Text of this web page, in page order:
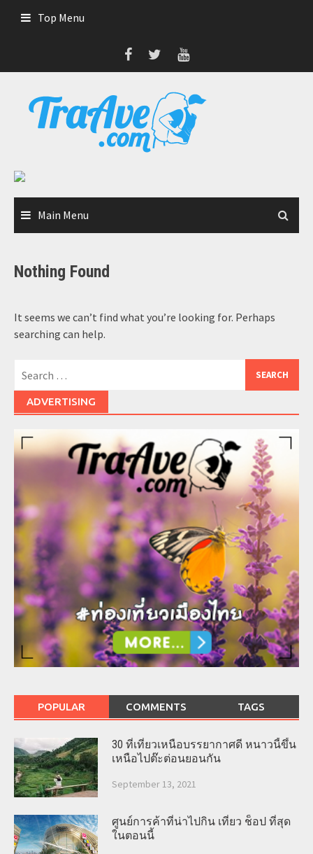
Top Menu
Main Menu
Nothing Found
It seems we can’t find what you’re looking for. Perhaps
searching can help.
ADVERTISING
POPULAR COMMENTS TAGS
30 ที่เที่ยวเหนือบรรยากาศดี หนาวนี้ขึ้น
เหนือไปต๊ะต่อนยอนกัน
September 13, 2021
ศูนย์การค้าที่น่าไปกิน เที่ยว ช็อป ที่สุด
ในตอนนี้